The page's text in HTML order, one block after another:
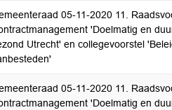
05-11-2020 11.
'Doelmatig en
Utrecht' en collegevoorstel
05-11-2020 11.
'Doelmatig en